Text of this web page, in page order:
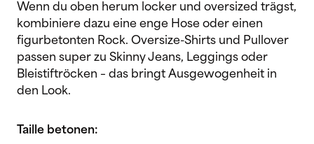
Wenn du oben herum locker und oversized trägst,
kombiniere dazu eine enge Hose oder einen
figurbetonten Rock. Oversize-Shirts und Pullover
passen super zu Skinny Jeans, Leggings oder
Bleistiftröcken – das bringt Ausgewogenheit in
den Look.
Taille betonen: